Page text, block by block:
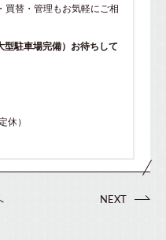
買替・管理もお気軽にご相
駐車場完備）お待ちして
休）
NEXT